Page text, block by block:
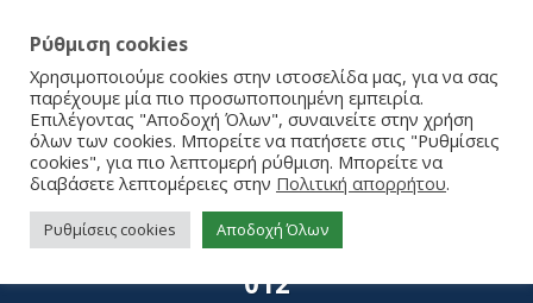
Mayoral Σετ 4 Καλτσάκια 25-09862-
012
Ρύθμιση cookies
Χρησιμοποιούμε cookies στην ιστοσελίδα μας, για να σας
παρέχουμε μία πιο προσωποποιημένη εμπειρία.
Επιλέγοντας "Αποδοχή Όλων", συναινείτε στην χρήση
όλων των cookies. Μπορείτε να πατήσετε στις "Ρυθμίσεις
cookies", για πιο λεπτομερή ρύθμιση. Μπορείτε να
διαβάσετε λεπτομέρειες στην Πολιτική απορρήτου.
Ρυθμίσεις cookies Αποδοχή Όλων